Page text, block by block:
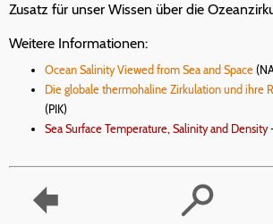
Zusatz für unser Wissen über die
Weitere Informationen:
Ocean Salinity Viewed from Sea and Space
Die globale thermohaline Zirkulation und ihre
(PIK)
Sea Surface Temperature, Salinity and Density